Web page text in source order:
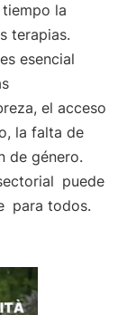
la
terapias.
esencial
el acceso
la falta de
de género.
puede
para todos.